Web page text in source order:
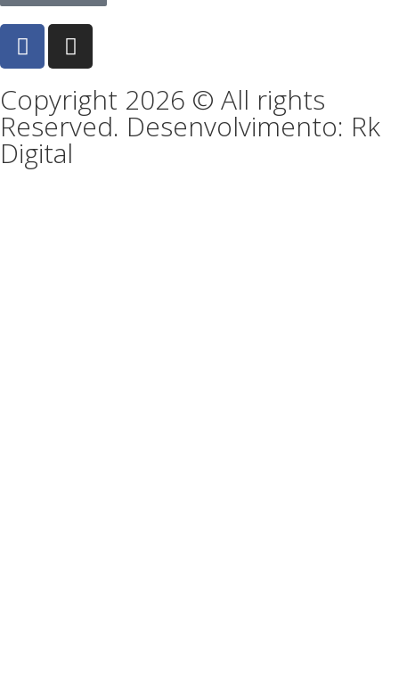
Copyright 2026 © All rights
Reserved. Desenvolvimento: Rk
Digital